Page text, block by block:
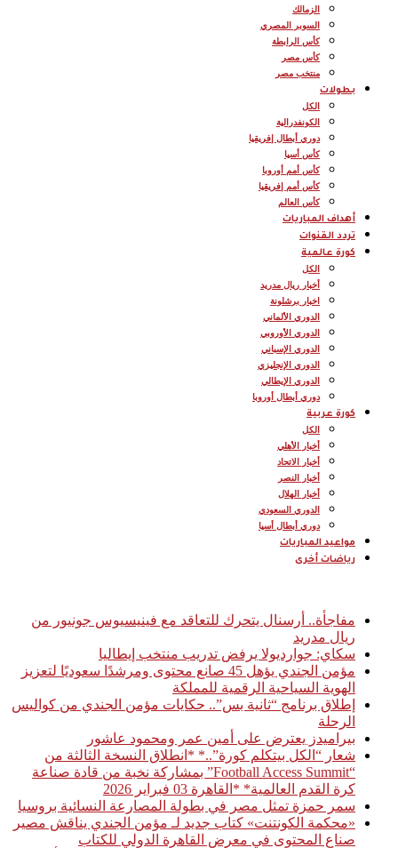
الزمالك
السوبر المصري
كأس الرابطة
كأس مصر
منتخب مصر
بطولات
الكل
الكونفدرالية
دوري أبطال إفريقيا
كأس أسيا
كأس أمم أوروبا
كأس أمم إفريقيا
كأس العالم
أهداف المباريات
تردد القنوات
كورة عالمية
الكل
أخبار ريال مدريد
اخبار برشلونة
الدوري الألماني
الدوري الأوروبي
الدوري الإسباني
الدوري الإنجليزي
الدوري الإيطالي
دوري أبطال أوروبا
كورة عربية
الكل
أخبار الأهلي
أخبار الاتحاد
أخبار النصر
أخبار الهلال
الدوري السعودي
دوري أبطال أسيا
مواعيد المباريات
رياضات أخرى
مفاجأة.. أرسنال يتحرك للتعاقد مع فينيسيوس جونيور من
ريال مدريد
سكاي: جوارديولا يرفض تدريب منتخب إيطاليا
مؤمن الجندي يؤهل 45 صانع محتوى ومرشدًا سعوديًا لتعزيز
الهوية السياحية الرقمية للمملكة
إطلاق برنامج “ثانية بس”.. حكايات مؤمن الجندي من كواليس
الرحلة
بيراميدز يعترض على أمين عمر ومحمود عاشور
شعار “الكل بيتكلم كورة”..* *انطلاق النسخة الثالثة من
“Football Access Summit” بمشاركة نخبة من قادة صناعة
كرة القدم العالمية* *القاهرة 03 فبراير 2026
سمر حمزة تمثل مصر في بطولة المصارعة النسائية بروسيا
«محكمة الكونتنت» كتاب جديد لـ مؤمن الجندي يناقش مصير
صناع المحتوى في معرض القاهرة الدولي للكتاب